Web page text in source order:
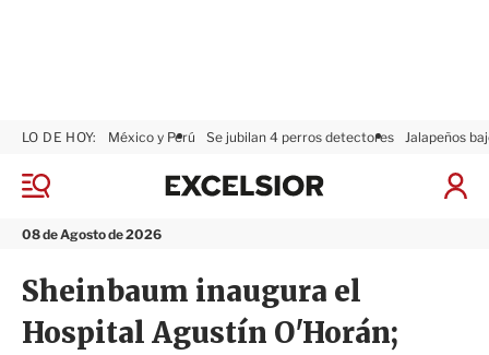
M
n
08 de Agosto de 2026
LO DE HOY: México y Perú Se jubilan 4 perros detectores Jalapeños
I
x
i
o
r
Sheinbaum inaugura el
Hospital Agustín O'Horán;